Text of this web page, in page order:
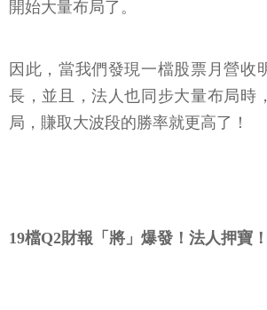
開始大量布局了。
因此，當我們發現一檔股票月營收
長，並且，法人也同步大量布局時
局，賺取大波段的勝率就更高了！
19檔Q2財報「將」爆發！法人押寶！